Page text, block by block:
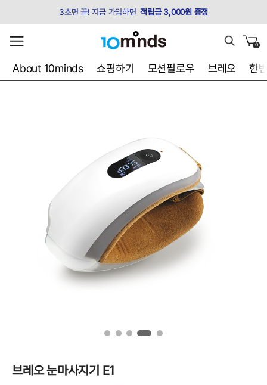
3초면 끝! 지금 가입하면 적립금 3,000원 증정
0
About 10minds 쇼핑하기 모션필로우 브레오 한
브레오 눈마사지기 E1